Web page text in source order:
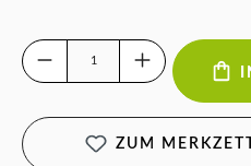
Produkt Anzahl: Gib den
ZUM